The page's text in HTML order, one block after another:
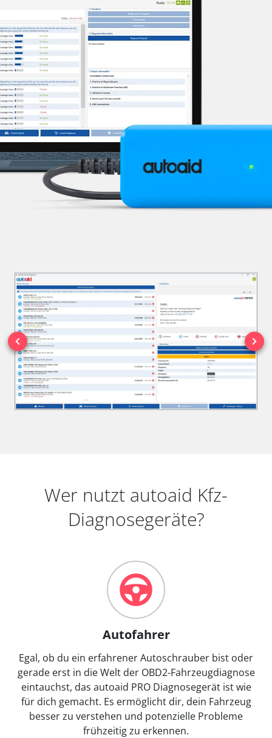
Wer nutzt autoaid Kfz-
Diagnosegeräte?
Autofahrer
Egal, ob du ein erfahrener Autoschrauber bist oder
gerade erst in die Welt der OBD2-Fahrzeugdiagnose
eintauchst, das autoaid PRO Diagnosegerät ist wie
für dich gemacht. Es ermöglicht dir, dein Fahrzeug
besser zu verstehen und potenzielle Probleme
frühzeitig zu erkennen.